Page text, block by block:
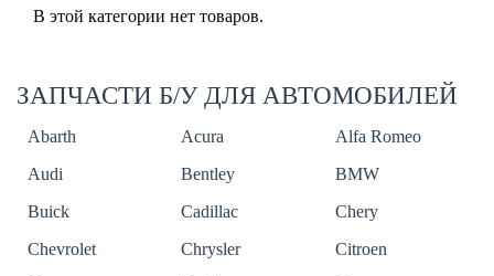
В этой категории нет товаров.
ЗАПЧАСТИ Б/У ДЛЯ АВТОМОБИЛЕЙ
Abarth Acura
Alfa Romeo
Audi
Bentley
BMW
Buick
Cadillac
Chery
Chevrolet
Chrysler
Citroen